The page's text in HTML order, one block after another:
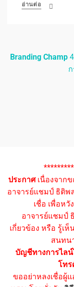
อ่านต่อ
Branding Champ
ประกาศเนื่องจาก
อาจารย์แชมป์ ธิติพ
เชื่อ เพื่อห
อาจารย์แชมป์
เกี่ยวข้อง หรือ รู้เ
สนทน
บัญชีทางการไลน์
โทร
ขออย่าหลงเชื่อผู้